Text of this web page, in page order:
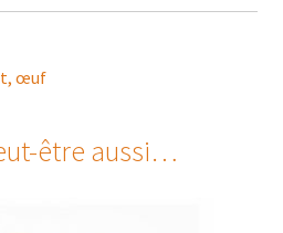
œuf
être aussi…